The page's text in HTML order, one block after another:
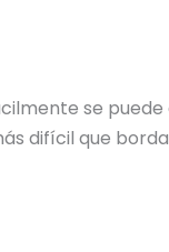
se
difícil que